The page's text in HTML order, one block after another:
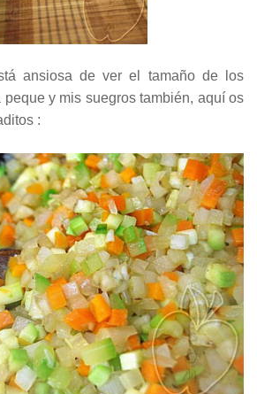
ansiosa de ver el tamaño de los
y mis suegros también, aquí os
: